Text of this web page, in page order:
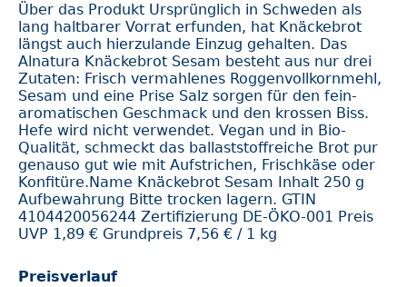
Über das Produkt Ursprünglich in Schweden als
lang haltbarer Vorrat erfunden, hat Knäckebrot
längst auch hierzulande Einzug gehalten. Das
Alnatura Knäckebrot Sesam besteht aus nur drei
Zutaten: Frisch vermahlenes Roggenvollkornmehl,
Sesam und eine Prise Salz sorgen für den fein-
aromatischen Geschmack und den krossen Biss.
Hefe wird nicht verwendet. Vegan und in Bio-
Qualität, schmeckt das ballaststoffreiche Brot pur
genauso gut wie mit Aufstrichen, Frischkäse oder
Konfitüre.Name Knäckebrot Sesam Inhalt 250 g
Aufbewahrung Bitte trocken lagern. GTIN
4104420056244 Zertifizierung DE-ÖKO-001 Preis
UVP 1,89 € Grundpreis 7,56 € / 1 kg
Preisverlauf